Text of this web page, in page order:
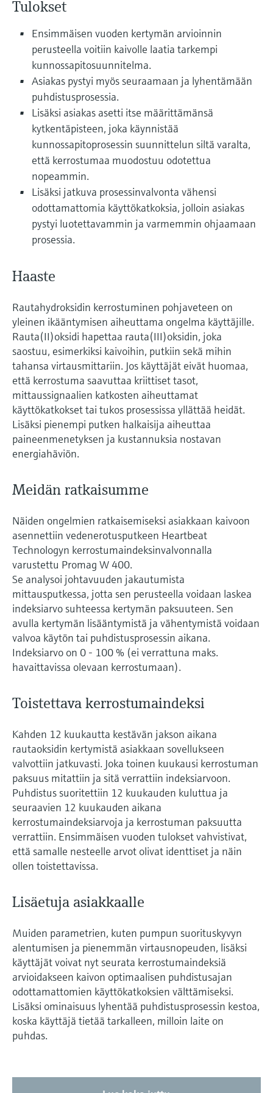
Device Viewer
Löydä tuotekohtaiset tiedot ja
Varaosahaku
Löydä varaosat tuotteen juuren, tilauskoodin
tai sarjanumeron perusteella.
Memosens technology
Näytä kaikki
päätöksentekoa tukevan prosessin
läpinäkyvyyden ansiosta
Tulokset
Ensimmäisen vuoden kertymän arvioinnin
perusteella voitiin kaivolle laatia tarkempi
kunnossapitosuunnitelma.
Asiakas pystyi myös seuraamaan ja lyhentämään
puhdistusprosessia.
Lisäksi asiakas asetti itse määrittämänsä
kytkentäpisteen, joka käynnistää
kunnossapitoprosessin suunnittelun siltä varalta,
että kerrostumaa muodostuu odotettua
nopeammin.
Lisäksi jatkuva prosessinvalvonta vähensi
odottamattomia käyttökatkoksia, jolloin asiakas
pystyi luotettavammin ja varmemmin ohjaamaan
prosessia.
Haaste
Rautahydroksidin kerrostuminen pohjaveteen on
yleinen ikääntymisen aiheuttama ongelma käyttäjille.
Rauta(II)oksidi hapettaa rauta(III)oksidin, joka
saostuu, esimerkiksi kaivoihin, putkiin sekä mihin
tahansa virtausmittariin. Jos käyttäjät eivät huomaa,
että kerrostuma saavuttaa kriittiset tasot,
mittaussignaalien katkosten aiheuttamat
käyttökatkokset tai tukos prosessissa yllättää heidät.
Lisäksi pienempi putken halkaisija aiheuttaa
paineenmenetyksen ja kustannuksia nostavan
energiahäviön.
Meidän ratkaisumme
Näiden ongelmien ratkaisemiseksi asiakkaan kaivoon
asennettiin vedenerotusputkeen Heartbeat
Technologyn kerrostumaindeksinvalvonnalla
varustettu Promag W 400.
Se analysoi johtavuuden jakautumista
mittausputkessa, jotta sen perusteella voidaan laskea
indeksiarvo suhteessa kertymän paksuuteen. Sen
avulla kertymän lisääntymistä ja vähentymistä voidaan
valvoa käytön tai puhdistusprosessin aikana.
Indeksiarvo on 0 - 100 % (ei verrattuna maks.
havaittavissa olevaan kerrostumaan).
Toistettava kerrostumaindeksi
Kahden 12 kuukautta kestävän jakson aikana
rautaoksidin kertymistä asiakkaan sovellukseen
valvottiin jatkuvasti. Joka toinen kuukausi kerrostuman
paksuus mitattiin ja sitä verrattiin indeksiarvoon.
Puhdistus suoritettiin 12 kuukauden kuluttua ja
seuraavien 12 kuukauden aikana
kerrostumaindeksiarvoja ja kerrostuman paksuutta
verrattiin. Ensimmäisen vuoden tulokset vahvistivat,
että samalle nesteelle arvot olivat identtiset ja näin
ollen toistettavissa.
Lisäetuja asiakkaalle
Muiden parametrien, kuten pumpun suorituskyvyn
alentumisen ja pienemmän virtausnopeuden, lisäksi
käyttäjät voivat nyt seurata kerrostumaindeksiä
arvioidakseen kaivon optimaalisen puhdistusajan
odottamattomien käyttökatkoksien välttämiseksi.
Lisäksi ominaisuus lyhentää puhdistusprosessin kestoa,
koska käyttäjä tietää tarkalleen, milloin laite on
puhdas.